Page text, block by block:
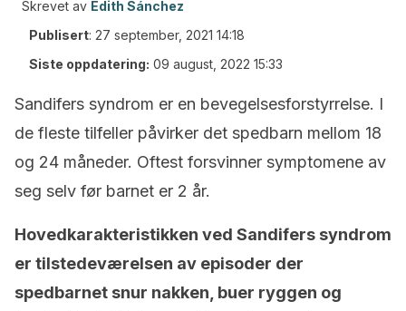
Skrevet av Edith Sánchez
Publisert: 27 september, 2021 14:18
Siste oppdatering: 09 august, 2022 15:33
Sandifers syndrom er en bevegelsesforstyrrelse. I
de fleste tilfeller påvirker det spedbarn mellom 18
og 24 måneder. Oftest forsvinner symptomene av
seg selv før barnet er 2 år.
Hovedkarakteristikken ved Sandifers syndrom
er tilstedeværelsen av episoder der
spedbarnet snur nakken, buer ryggen og